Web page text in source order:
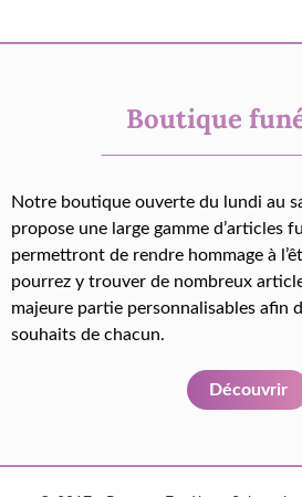
Boutique
Notre boutique ouverte du lundi au
propose une large gamme d’articles
permettront de rendre hommage à
pourrez y trouver de nombreux
majeure partie personnalisables afin
souhaits de chacun.
Découvrir